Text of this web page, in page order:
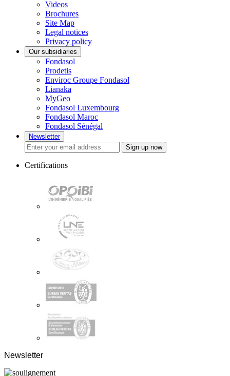
Videos
Brochures
Site Map
Legal notices
Privacy policy
Our subsidiaries
Fondasol
Prodetis
Enviroc Groupe Fondasol
Lianaka
MyGeo
Fondasol Luxembourg
Fondasol Maroc
Fondasol Sénégal
Newsletter
Sign up now
Certifications
Newsletter